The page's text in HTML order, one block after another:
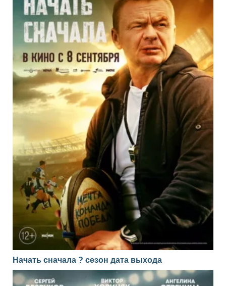
Начать сначала ? сезон дата выхода